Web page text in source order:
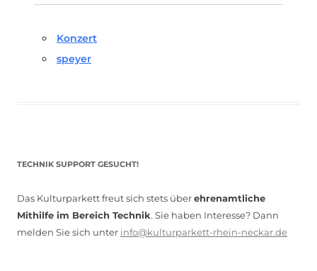
Konzert
speyer
TECHNIK SUPPORT GESUCHT!
Das Kulturparkett freut sich stets überehrenamtliche
Mithilfe im Bereich Technik. Sie haben Interesse? Dann
melden Sie sich unter info@kulturparkett-rhein-neckar.de